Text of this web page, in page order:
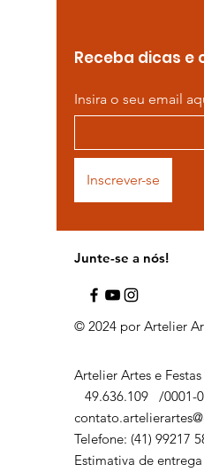
Receba dicas e
Insira o seu email
Inscrever-se
Junte-se a nós!
© 2024 por Artelier
Artelier Artes e
49.636.109
/0001-
Telefone: (41) 99217
Estimativa de